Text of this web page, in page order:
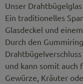
Unser
Ein traditionelles
Glasdeckel und
Durch den
und kann somit
Gewürze, Kräuter